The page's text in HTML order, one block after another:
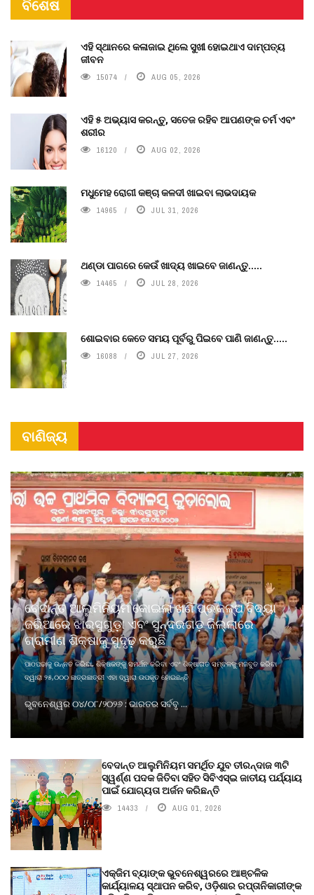
ବିଶେଷ
ଏହି ସ୍ଥାନରେ କଳାଜାଇ ଥିଲେ ସୁଖୀ ହୋଇଥାଏ ଦାମ୍ପତ୍ୟ
ଜୀବନ
15074 AUG 05, 2026
ଏହି ୫ ଅଭ୍ୟାସ କରନ୍ତୁ, ସତେଜ ରହିବ ଆପଣଙ୍କ ଚର୍ମ ଏବଂ
ଶରୀର
16120 AUG 02, 2026
ମଧୁମେହ ରୋଗୀ କଞ୍ଚା କଳଦୀ ଖାଇବା ଲାଭଦାୟକ
14965 JUL 31, 2026
ଥଣ୍ଡା ପାଗରେ କେଉଁ ଖାଦ୍ୟ ଖାଇବେ ଜାଣନ୍ତୁ.....
14465 JUL 28, 2026
ଶୋଇବାର କେତେ ସମୟ ପୂର୍ବରୁ ପିଇବେ ପାଣି ଜାଣନ୍ତୁ.....
16088 JUL 27, 2026
ବାଣିଜ୍ୟ
ବେଦାନ୍ତ ଆଲୁମିନିୟମ କୋଇଲା ଖଣି ପ୍ରକଳ୍ପ ବିଦ୍ୟା
ଜରିଆରେ ଝାରସୁଗୁଡ଼ା ଏବଂ ସୁନ୍ଦରଗଡ଼ ଜିଲ୍ଲାରେ
ଗ୍ରାମୀଣ ଶିକ୍ଷାକୁ ସୁଦୃଢ଼ କରୁଛି
ପାଠପଢାକୁ ଉନ୍ନତ କରିବା, ଶିକ୍ଷକଙ୍କୁ ସମର୍ଥନ କରିବା ଏବଂ ଶିକ୍ଷାଗତ ସମ୍ବଳକୁ ମଜବୁତ କରିବା
ଦ୍ୱାରା ୨୫,୦୦୦ ଛାତ୍ରଛାତ୍ରୀ ଏହା ଦ୍ୱାରା ଉପକୃତ ହୋଇଛନ୍ତି
ଭୁବନେଶ୍ୱର ୦୪/୦୮/୨୦୨୬ : ଭାରତର ସର୍ବବୃ ...
ବେଦାନ୍ତ ଆଲୁମିନିୟମ ସମର୍ଥିତ ଯୁବ ତୀରନ୍ଦାଜ ୩ଟି
ସ୍ୱର୍ଣ୍ଣ ପଦକ ଜିତିବା ସହିତ ସିବିଏସ୍ଇ ଜାତୀୟ ପର୍ଯ୍ୟାୟ
ପାଇଁ ଯୋଗ୍ୟତା ଅର୍ଜନ କରିଛନ୍ତି
14433 AUG 01, 2026
ଏକ୍ଜିମ ବ୍ୟାଙ୍କ ଭୁବନେଶ୍ୱରରେ ଆଞ୍ଚଳିକ
କାର୍ଯ୍ୟାଳୟ ସ୍ଥାପନ କରିବ, ଓଡ଼ିଶାର ରପ୍ତାନିକାରୀଙ୍କ